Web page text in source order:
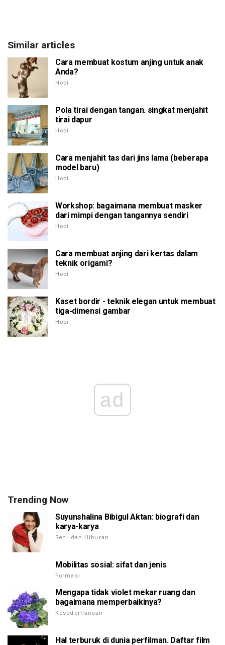
Similar articles
Cara membuat kostum anjing untuk anak
Anda?
Hobi
Pola tirai dengan tangan. singkat menjahit
tirai dapur
Hobi
Cara menjahit tas dari jins lama (beberapa
model baru)
Hobi
Workshop: bagaimana membuat masker
dari mimpi dengan tangannya sendiri
Hobi
Cara membuat anjing dari kertas dalam
teknik origami?
Hobi
Kaset bordir - teknik elegan untuk membuat
tiga-dimensi gambar
Hobi
ad
Trending Now
Suyunshalina Bibigul Aktan: biografi dan
karya-karya
Seni dan Hiburan
Mobilitas sosial: sifat dan jenis
Formasi
Mengapa tidak violet mekar ruang dan
bagaimana memperbaikinya?
Kesederhanaan
Hal terburuk di dunia perfilman. Daftar film